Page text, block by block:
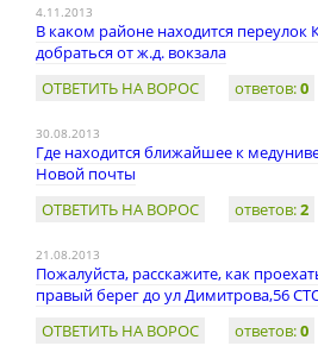
4.11.2013
В каком районе находится переулок
добраться от ж.д. вокзала
ОТВЕТИТЬ НА ВОРОС
ответов:0
30.08.2013
Где находится ближайшее к
Новой почты
ОТВЕТИТЬ НА ВОРОС
ответов:2
21.08.2013
Пожалуйста, расскажите, как
правый берег до ул Димитрова,56
ОТВЕТИТЬ НА ВОРОС
ответов:0